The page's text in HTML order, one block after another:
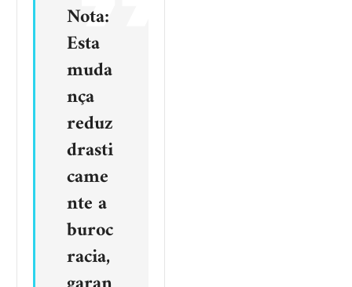
Nota:
Esta
muda
nça
reduz
drasti
came
nte a
buroc
racia,